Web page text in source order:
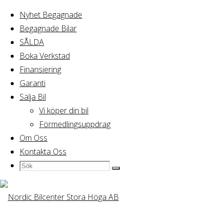
Nyhet Begagnade
Begagnade Bilar
SÅLDA
Boka Verkstad
Finansiering
Garanti
Sälja Bil
Vi köper din bil
Förmedlingsuppdrag
Om Oss
Kontakta Oss
Sök
Sök
Sök
Hem
SÅLDABMW X3 xDrive20d Steptronic 184hk
BMW X3 xDrive20d